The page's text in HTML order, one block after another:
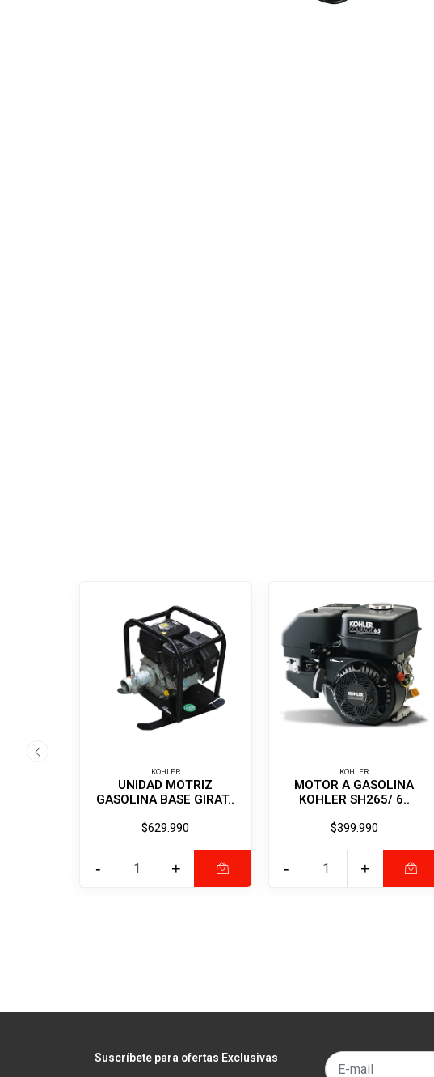
KOHLER
UNIDAD MOTRIZ
GASOLINA BASE GIRAT..
$629.990
+
-
KOHLER
MOTOR A GASOLINA
KOHLER SH265/ 6..
$399.990
+
-
Suscríbete para ofertas Exclusivas